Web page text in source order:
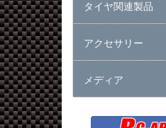
タイヤ関連製品
アクセサリー
メディア